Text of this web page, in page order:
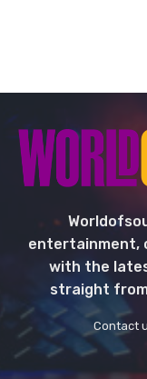
entertainment,
with the
straight
Contact